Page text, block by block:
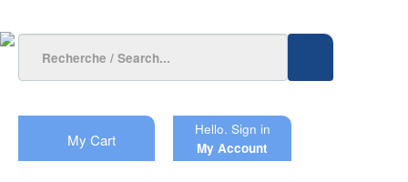
My Cart
Hello. Sign in
My Account